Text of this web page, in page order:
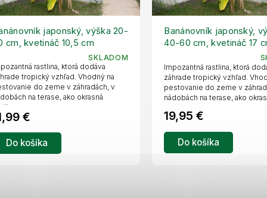
japonský, výška 20-
cm, kvetináč 10,5 cm
SKLADOM
€
Do košíka
rastlina, ktorá dodáva
tropický vzhľad. Vhodný na
do zeme v záhradách, v
na terase, ako okrasná
Banánovník japonský,
40-60 cm, kvetináč 17
19,95 €
Do košíka
Impozantná rastlina, ktorá
záhrade tropický vzhľad.
pestovanie do zeme v
nádobách na terase, ako